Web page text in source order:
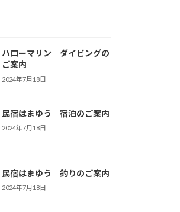
ハローマリン ダイビングの
ご案内
2024年7月18日
民宿はまゆう 宿泊のご案内
2024年7月18日
民宿はまゆう 釣りのご案内
2024年7月18日